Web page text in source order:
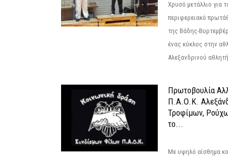
Χρυσό μετάλλιο για
περιφερειακό
της Βάδης-
ένας κύκλος στην
Αλεξανδρινού
Πρωτοβουλία
Π.Α.Ο.Κ.
Τροφίμων,
το...
Με υψηλό αίσθημα